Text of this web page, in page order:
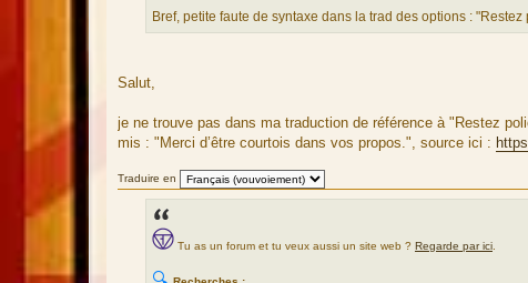
Bref, petite faute de syntaxe dans la trad des options :
Salut,
je ne trouve pas dans ma traduction de référence à "Restez
mis : "Merci d’être courtois dans vos propos.", source ici :
Traduire en
Tu as un forum et tu veux aussi un site web ? Regarde par ici
🔍